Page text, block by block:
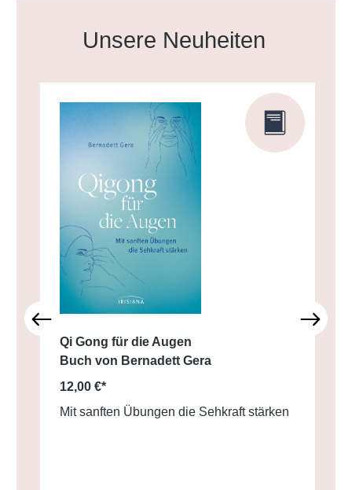
Produktgalerie überspringen
Unsere Neuheiten
Qi Gong für die Augen
Buch von Bernadett Gera
12,00 €*
Mit sanften Übungen die Sehkraft stärken